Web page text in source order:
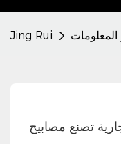
Jing Rui